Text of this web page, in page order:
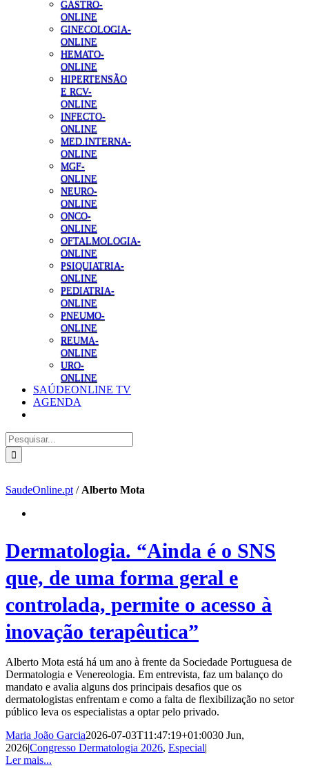
GASTRO-
ONLINE
GINECOLOGIA-
ONLINE
HEMATO-
ONLINE
HIPERTENSÃO
E RCV-
ONLINE
INFECTO-
ONLINE
MED.INTERNA-
ONLINE
MGF-
ONLINE
NEURO-
ONLINE
ONCO-
ONLINE
OFTALMOLOGIA-
ONLINE
PSIQUIATRIA-
ONLINE
PEDIATRIA-
ONLINE
PNEUMO-
ONLINE
REUMA-
ONLINE
URO-
ONLINE
SAÚDEONLINE TV
AGENDA
Pesquisar
SaudeOnline.pt / Alberto Mota
Dermatologia. “Ainda é o SNS
que, de uma forma geral e
controlada, permite o acesso à
inovação terapêutica”
Alberto Mota está há um ano à frente da Sociedade Portuguesa de
Dermatologia e Venereologia. Em entrevista, faz um balanço do
mandato e avalia alguns dos principais desafios que os
dermatologistas enfrentam e como a falta de flexibilização no setor
público leva os especialistas a optar pelo privado.
Maria João Garcia2026-07-03T11:47:19+01:0030 Jun,
2026|Congresso Dermatologia 2026, Especial|
Ler mais...